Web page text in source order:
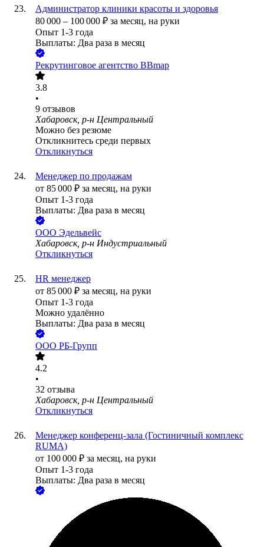
Администратор клиники красоты и здоровья
80 000 – 100 000 ₽ за месяц, на руки
Опыт 1-3 года
Выплаты: Два раза в месяц
Рекрутинговое агентство BBmap
3.8
•
9 отзывов
Хабаровск, р-н Центральный
Можно без резюме
Откликнитесь среди первых
Откликнуться
Менеджер по продажам
от 85 000 ₽ за месяц, на руки
Опыт 1-3 года
Выплаты: Два раза в месяц
ООО Эдельвейс
Хабаровск, р-н Индустриальный
Откликнуться
HR менеджер
от 85 000 ₽ за месяц, на руки
Опыт 1-3 года
Можно удалённо
Выплаты: Два раза в месяц
ООО РБ-Групп
4.2
•
32 отзыва
Хабаровск, р-н Центральный
Откликнуться
Менеджер конференц-зала (Гостиничный комплекс
RUMA)
от 100 000 ₽ за месяц, на руки
Опыт 1-3 года
Выплаты: Два раза в месяц